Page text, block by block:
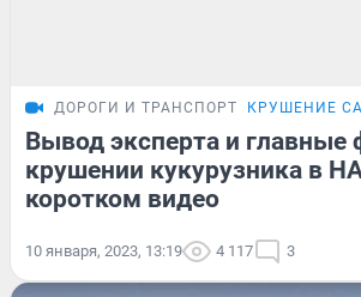
ДОРОГИ И ТРАНСПОРТ КРУШЕНИЕ
Вывод эксперта и главные
крушении кукурузника в
коротком видео
10 января, 2023, 13:19 4 117 3